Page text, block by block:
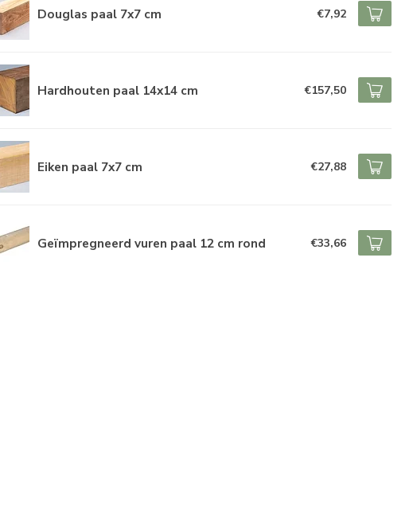
Douglas paal 7x7 cm €7,92
Hardhouten paal 14x14 cm €157,50
Eiken paal 7x7 cm €27,88
Geïmpregneerd vuren paal 12 cm rond €33,66